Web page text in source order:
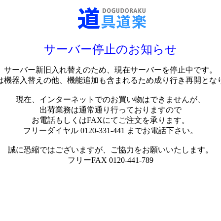
サーバー停止のお知らせ
サーバー新旧入れ替えのため、現在サーバーを停止中です。
機器入替えの他、機能追加も含まれるため成り行き再開とな
現在、インターネットでのお買い物はできませんが、
出荷業務は通常通り行っておりますので
お電話もしくはFAXにてご注文を承ります。
フリーダイヤル 0120-331-441 までお電話下さい。
誠に恐縮ではございますが、ご協力をお願いいたします。
フリーFAX 0120-441-789